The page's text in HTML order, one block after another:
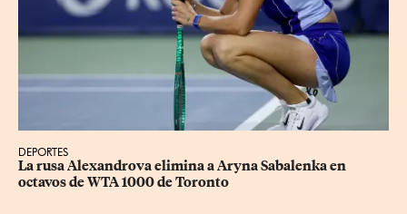
DEPORTES
La rusa Alexandrova elimina a Aryna Sabalenka en
octavos de WTA 1000 de Toronto